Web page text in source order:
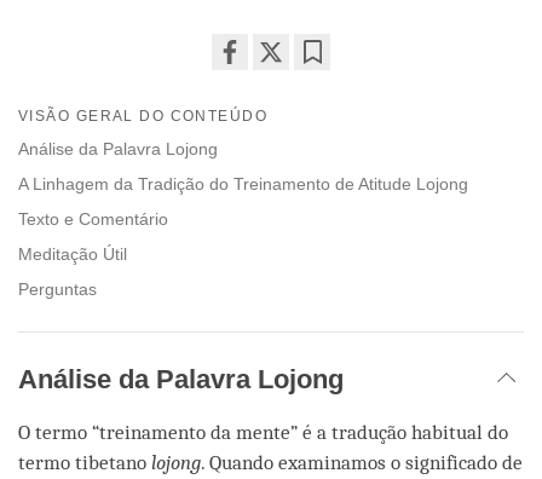
on
VISÃO GERAL DO CONTEÚDO
Análise da Palavra Lojong
A Linhagem da Tradição do Treinamento de Atitude Lojong
Texto e Comentário
Meditação Útil
Perguntas
Análise da Palavra Lojong
O termo “treinamento da mente” é a tradução habitual do
termo tibetano lojong. Quando examinamos o significado de